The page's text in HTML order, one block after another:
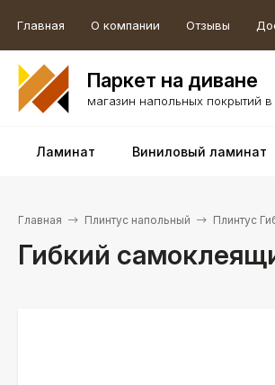
Главная О компании Отзывы
Паркет на диване
магазин напольных покрытий
Ламинат Виниловый ламинат
Главная Плинтус напольный Плинтус
Гибкий